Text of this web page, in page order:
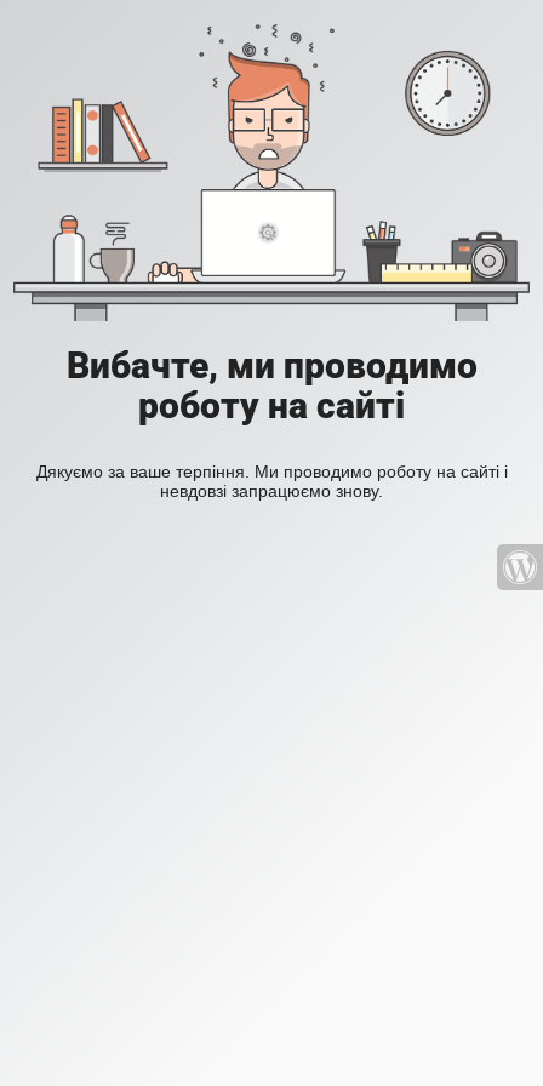
Вибачте, ми проводимо
роботу на сайті
Дякуємо за ваше терпіння. Ми проводимо роботу на сайті і
невдовзі запрацюємо знову.